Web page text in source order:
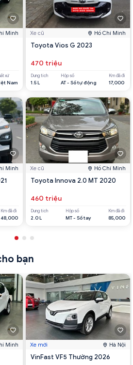
Minh
xứ
Nam
Minh
Km đã đi
48,000
Xe cũ Hồ Chí Minh
Toyota Vios G 2023
470 triệu
Dung tích
1.5 L
Hộp số
AT - Số tự động
Km đã đi
17,000
Xe cũ Hồ Chí Minh
Toyota Innova 2.0 MT 2020
460 triệu
Dung tích
2.0 L
Hộp số
MT - Số tay
Km đã đi
85,000
bạn
Minh Xe mới Hà Nội
VinFast VF5 Thường 2026